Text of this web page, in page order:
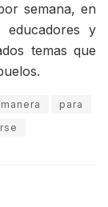
semana, en
y
temas que
manera
para